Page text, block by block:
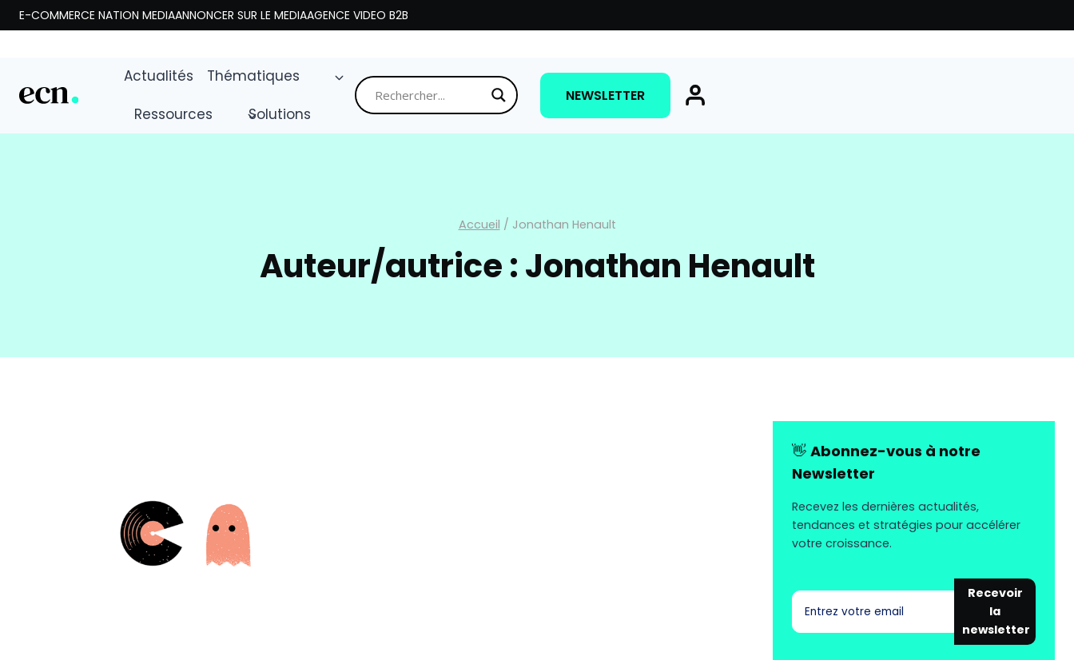
Aller
au
E-COMMERCE NATION MEDIAANNONCER SUR LE MEDIAAGENCE VIDEO B2B
Actualités
Thématiques
Ressources
Solutions
NEWSLETTER
Accueil / Jonathan Henault
Auteur/autrice : Jonathan Henault
👋 Abonnez-vous à notre
Newsletter
Recevez les dernières actualités,
tendances et stratégies pour accélérer
votre croissance.
Recevoir
la
newsletter